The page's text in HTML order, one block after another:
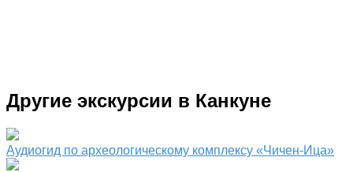
Другие экскурсии в Канкуне
Аудиогид по археологическому комплексу «Чичен-Ица»